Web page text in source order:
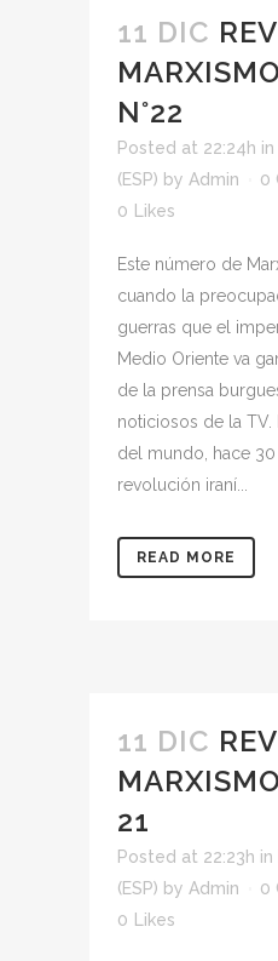
11 DIC
N°22
Posted at 22:24h in
(ESP) by Admin
0
0
Likes
Este número de
cuando la
guerras que el
Medio Oriente va
de la prensa
noticiosos de la TV.
del mundo, hace 30
revolución iraní...
READ MORE
11 DIC
21
Posted at 22:23h in
(ESP) by Admin
0
0
Likes